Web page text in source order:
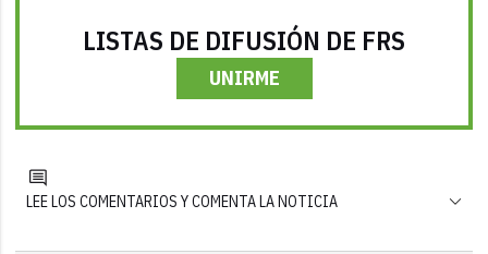
LISTAS DE DIFUSIÓN DE FRS
UNIRME
LEE LOS COMENTARIOS Y COMENTA LA NOTICIA